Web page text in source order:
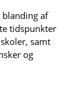
af
tidspunkter
samt
og